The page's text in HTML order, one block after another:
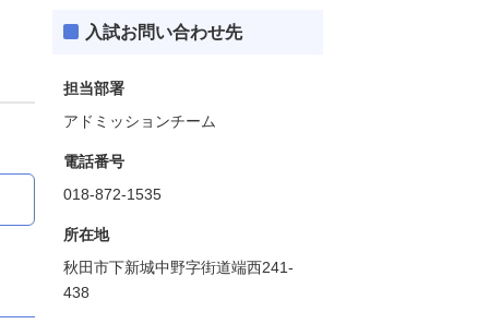
入試お問い合わせ先
担当部署
アドミッションチーム
電話番号
018-872-1535
所在地
秋田市下新城中野字街道端西241-
438